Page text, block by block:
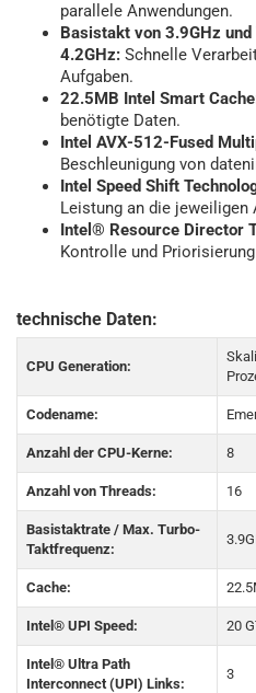
parallele Anwendungen.
Basistakt von 3.9GHz
4.2GHz: Schnelle
Aufgaben.
22.5MB Intel Smart
benötigte Daten.
Intel AVX-512-Fused
Beschleunigung von
Intel Speed Shift
Leistung an die jeweiligen
Intel® Resource Director
Kontrolle und
technische Daten:
CPU Generation:
Codename:
Anzahl der CPU-Kerne: 8
Anzahl von Threads: 16
Basistaktrate / Max. Turbo-
Taktfrequenz:
Cache:
Intel® UPI Speed: 20
Intel® Ultra Path
Interconnect (UPI) Links:
3